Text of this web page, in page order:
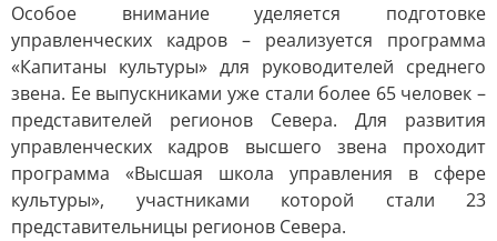
Особое внимание уделяется подготовке
управленческих кадров – реализуется программа
«Капитаны культуры» для руководителей среднего
звена. Ее выпускниками уже стали более 65 человек –
представителей регионов Севера. Для развития
управленческих кадров высшего звена проходит
программа «Высшая школа управления в сфере
культуры», участниками которой стали 23
представительницы регионов Севера.